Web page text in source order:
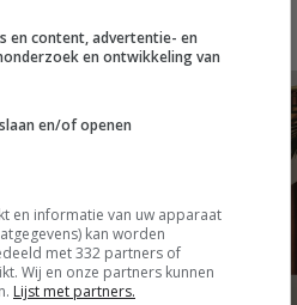
en content, advertentie- en
en ontwikkeling van
en/of openen
en informatie van uw apparaat
kan worden
met 332 partners of
Wij en onze partners kunnen
Lijst met partners.